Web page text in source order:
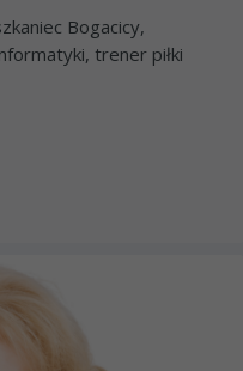
Bogacicy,
trener piłki